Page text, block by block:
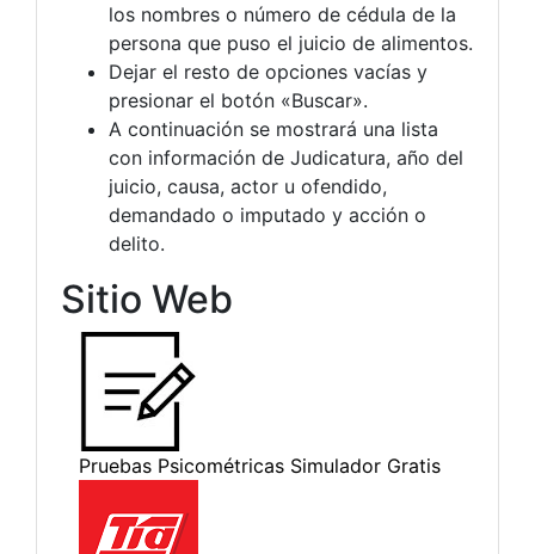
los nombres o número de cédula de la
persona que puso el juicio de alimentos.
Dejar el resto de opciones vacías y
presionar el botón «Buscar».
A continuación se mostrará una lista
con información de Judicatura, año del
juicio, causa, actor u ofendido,
demandado o imputado y acción o
delito.
Sitio Web